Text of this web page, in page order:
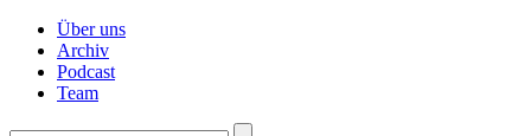
Über uns
Archiv
Podcast
Team